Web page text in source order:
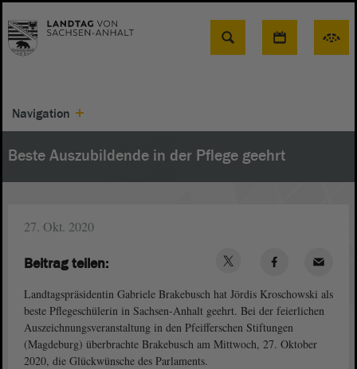
Suche
Navigation
Beste Auszubildende in der Pflege geehrt
27. Okt. 2020
Landtagspräsidentin Gabriele Brakebusch hat Jördis Kroschowski als
beste Pflegeschülerin in Sachsen-Anhalt geehrt. Bei der feierlichen
Auszeichnungsveranstaltung in den Pfeifferschen Stiftungen
(Magdeburg) überbrachte Brakebusch am Mittwoch, 27. Oktober
2020, die Glückwünsche des Parlaments.
Beitrag teilen: